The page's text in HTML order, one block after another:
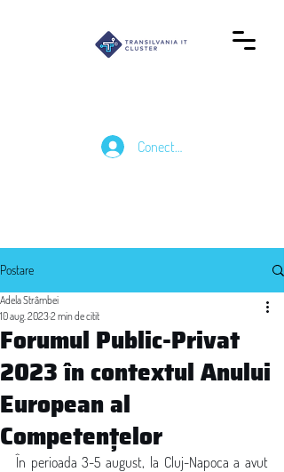
Conectează-te
Postare
Forumul Public-Privat
2023 în contextul Anului
European al
Competențelor
Adela Strâmbei
10 aug. 20232 min de citit
În perioada 3-5 august, la Cluj-Napoca a avut